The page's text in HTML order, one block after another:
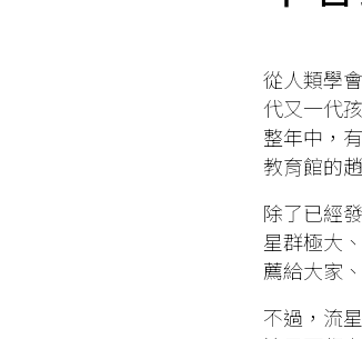
從人類學
代又一代
整年中，
教育館的
除了已經
星群極大
薦給大家
不過，流